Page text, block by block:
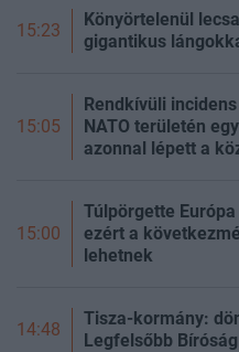
15:23
Könyörtelenül
gigantikus
15:05
Rendkívüli
NATO területén
azonnal lépett a
15:00
Túlpörgette
ezért a
lehetnek
14:48
Tisza-kormány:
Legfelsőbb